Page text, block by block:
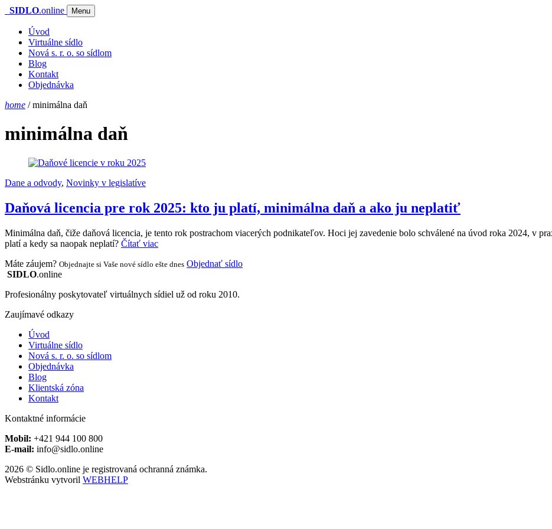
SIDLO.online Menu
Úvod
Virtuálne sídlo
Nová s. r. o. so sídlom
Blog
Kontakt
Objednávka
home /minimálna daň
minimálna daň
Dane a odvody, Novinky v legislatíve
Daňová licencia pre rok 2025: kto ju platí, minimálna daň a ako ju neplatiť
Minimálna daň, čiže daňová licencia, je tento rok postrachom viacerých podnikateľov. Hoci jej zavedenie bolo schválené na úvod roka 2024, v
platí a kedy sa naopak neplatí? Čítať viac
Máte záujem? Objednajte si Vaše nové sídlo ešte dnes Objednať sídlo
SIDLO.online
Profesionálny poskytovateľ virtuálnych sídiel už od roku 2010.
Zaujímavé odkazy
Úvod
Virtuálne sídlo
Nová s. r. o. so sídlom
Objednávka
Blog
Klientská zóna
Kontakt
Kontaktné informácie
Mobil: +421 944 100 800
E-mail: info@sidlo.online
2026 © Sidlo.online je registrovaná ochranná známka.
Webstránku vytvoril WEBHELP